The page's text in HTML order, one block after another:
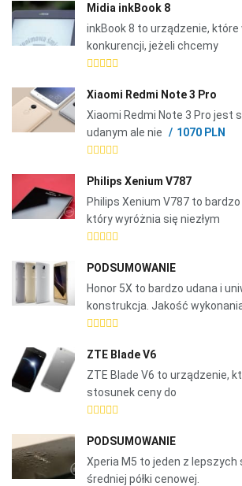
Midia inkBook 8
inkBook 8 to urządzenie, które
konkurencji, jeżeli chcemy
Xiaomi Redmi Note 3 Pro
Xiaomi Redmi Note 3 Pro jest
udanym ale nie
1070 PLN
Philips Xenium V787
Philips Xenium V787 to
który wyróżnia się niezłym
PODSUMOWANIE
Honor 5X to bardzo udana i
konstrukcja. Jakość
ZTE Blade V6
ZTE Blade V6 to urządzenie,
stosunek ceny do
PODSUMOWANIE
Xperia M5 to jeden z
średniej półki cenowej.